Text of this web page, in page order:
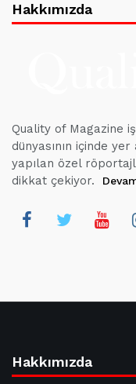
Hakkımızda
Quality of Magazine
dünyasının içinde
yapılan özel
dikkat çekiyor.
Hakkımızda